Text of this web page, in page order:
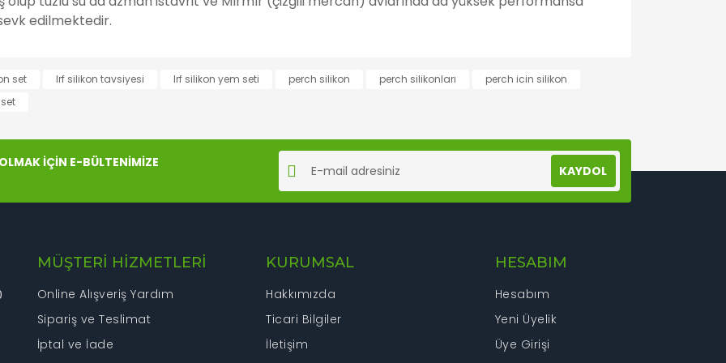
edilmektedir.
Bu ürüne ilk yorumu siz yapın!
Yorum Yaz
set lrf silikon tavsiyesi lrf silikon yem seti perch silikon perch silikonları
perch icin silikon
İÇİN E-BÜLTENİMİZE
KAYDOL
MÜŞTERİ HİZMETLERİ
Online Alışveriş Yardım
Sipariş ve Teslimat
İptal ve İade
KURUMSAL
Hakkımızda
Ticari Bilgiler
İletişim
HESABIM
Hesabım
Yeni Üyelik
Üye Girişi